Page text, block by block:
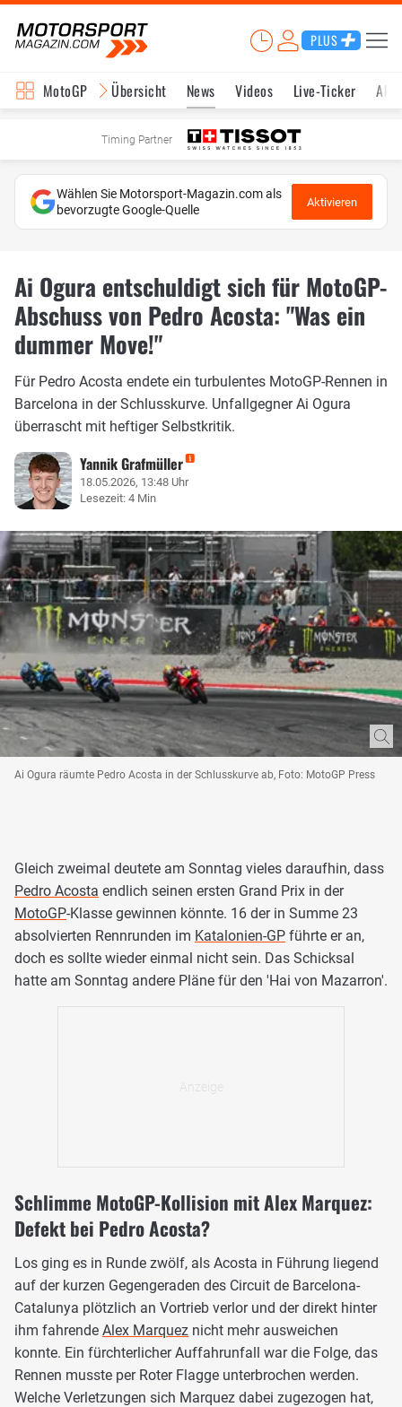
PLUS
MotoGP Übersicht News Videos Live-Ticker
Timing Partner
Wählen Sie Motorsport-Magazin.com als
bevorzugte Google-Quelle
Aktivieren
Ai Ogura entschuldigt sich für MotoGP-
Abschuss von Pedro Acosta: "Was ein
dummer Move!"
Für Pedro Acosta endete ein turbulentes MotoGP-Rennen in
Barcelona in der Schlusskurve. Unfallgegner Ai Ogura
überrascht mit heftiger Selbstkritik.
Yannik Grafmüller
18.05.2026, 13:48 Uhr
Lesezeit: 4 Min
Ai Ogura räumte Pedro Acosta in der Schlusskurve ab, Foto: MotoGP Press
Gleich zweimal deutete am Sonntag vieles daraufhin, dass
Pedro Acosta endlich seinen ersten Grand Prix in der
MotoGP-Klasse gewinnen könnte. 16 der in Summe 23
absolvierten Rennrunden im Katalonien-GP führte er an,
doch es sollte wieder einmal nicht sein. Das Schicksal
hatte am Sonntag andere Pläne für den 'Hai von Mazarron'.
Schlimme MotoGP-Kollision mit Alex Marquez:
Defekt bei Pedro Acosta?
Los ging es in Runde zwölf, als Acosta in Führung liegend
auf der kurzen Gegengeraden des Circuit de Barcelona-
Catalunya plötzlich an Vortrieb verlor und der direkt hinter
ihm fahrende Alex Marquez nicht mehr ausweichen
konnte. Ein fürchterlicher Auffahrunfall war die Folge, das
Rennen musste per Roter Flagge unterbrochen werden.
Welche Verletzungen sich Marquez dabei zugezogen hat,